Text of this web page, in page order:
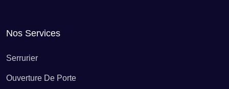
Recherche de fuite d'eau Amance
Nos Services
Serrurier
Ouverture De Porte